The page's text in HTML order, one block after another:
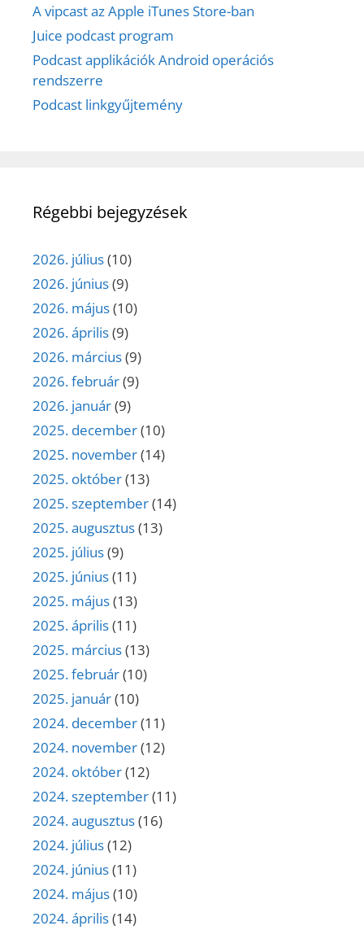
A vipcast az Apple iTunes Store-ban
Juice podcast program
Podcast applikációk Android operációs
rendszerre
Podcast linkgyűjtemény
Régebbi bejegyzések
2026. július(10)
2026. június(9)
2026. május(10)
2026. április(9)
2026. március(9)
2026. február(9)
2026. január(9)
2025. december(10)
2025. november(14)
2025. október(13)
2025. szeptember(14)
2025. augusztus(13)
2025. július(9)
2025. június(11)
2025. május(13)
2025. április(11)
2025. március(13)
2025. február(10)
2025. január(10)
2024. december(11)
2024. november(12)
2024. október(12)
2024. szeptember(11)
2024. augusztus(16)
2024. július(12)
2024. június(11)
2024. május(10)
2024. április(14)